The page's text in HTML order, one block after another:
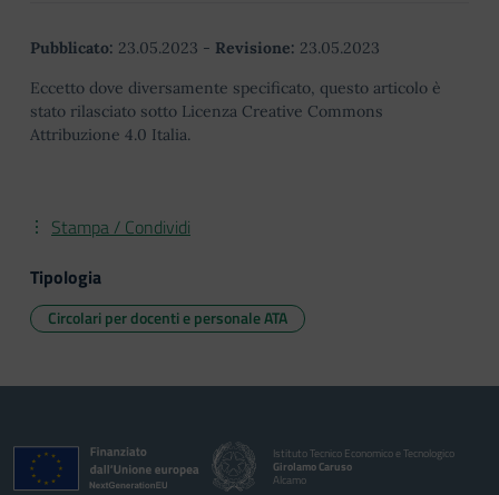
Pubblicato: 23.05.2023 - Revisione: 23.05.2023
Eccetto dove diversamente specificato, questo articolo è
stato rilasciato sotto Licenza Creative Commons
Attribuzione 4.0 Italia.
Stampa / Condividi
Tipologia
Circolari per docenti e personale ATA
Istituto Tecnico Economico e Tecnologico
Girolamo Caruso
Alcamo